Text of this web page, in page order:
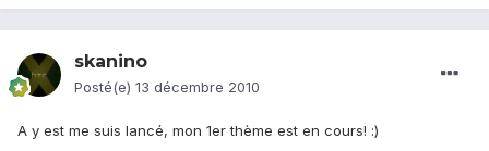
skanino
Posté(e) 13 décembre 2010
A y est me suis lancé, mon 1er thème est en cours! :)